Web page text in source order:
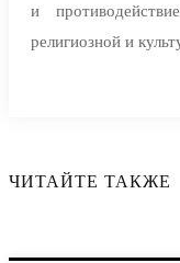
и
религиозной и
ЧИТАЙТЕ ТАКЖЕ